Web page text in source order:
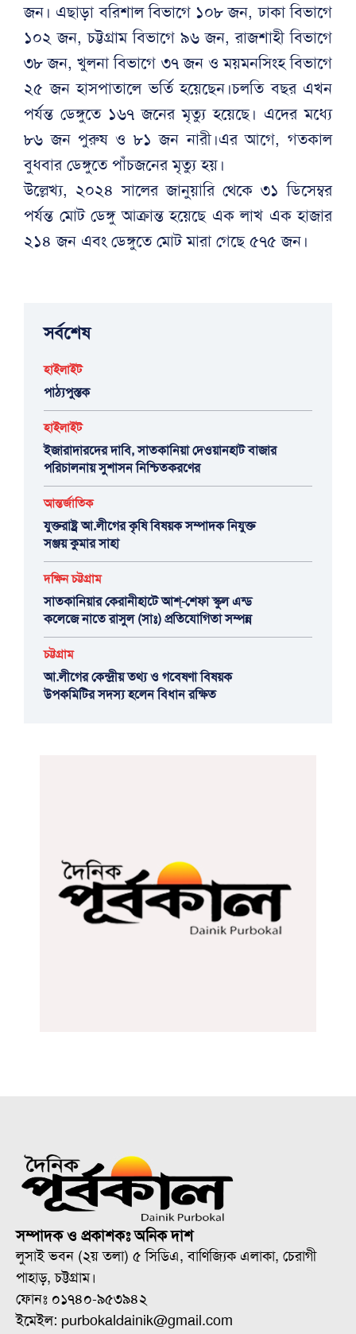
জন। এছাড়া বরিশাল বিভাগে ১০৮ জন, ঢাকা বিভাগে
১০২ জন, চট্টগ্রাম বিভাগে ৯৬ জন, রাজশাহী বিভাগে
৩৮ জন, খুলনা বিভাগে ৩৭ জন ও ময়মনসিংহ বিভাগে
২৫ জন হাসপাতালে ভর্তি হয়েছেন।চলতি বছর এখন
পর্যন্ত ডেঙ্গুতে ১৬৭ জনের মৃত্যু হয়েছে। এদের মধ্যে
৮৬ জন পুরুষ ও ৮১ জন নারী।এর আগে, গতকাল
বুধবার ডেঙ্গুতে পাঁচজনের মৃত্যু হয়।
উল্লেখ্য, ২০২৪ সালের জানুয়ারি থেকে ৩১ ডিসেম্বর
পর্যন্ত মোট ডেঙ্গু আক্রান্ত হয়েছে এক লাখ এক হাজার
২১৪ জন এবং ডেঙ্গুতে মোট মারা গেছে ৫৭৫ জন।
সর্বশেষ
হাইলাইট
পাঠ্যপুস্তক
হাইলাইট
ইজারাদারদের দাবি, সাতকানিয়া দেওয়ানহাট বাজার
পরিচালনায় সুশাসন নিশ্চিতকরণের
আন্তর্জাতিক
যুক্তরাষ্ট্র আ.লীগের কৃষি বিষয়ক সম্পাদক নিযুক্ত
সঞ্জয় কুমার সাহা
দক্ষিন চট্টগ্রাম
সাতকানিয়ার কেরানীহাটে আশ্-শেফা স্কুল এন্ড
কলেজে নাতে রাসুল (সাঃ) প্রতিযোগিতা সম্পন্ন
চট্টগ্রাম
আ.লীগের কেন্দ্রীয় তথ্য ও গবেষণা বিষয়ক
উপকমিটির সদস্য হলেন বিধান রক্ষিত
সম্পাদক ও প্রকাশকঃ অনিক দাশ
লুসাই ভবন (২য় তলা) ৫ সিডিএ, বাণিজ্যিক এলাকা, চেরাগী
পাহাড়, চট্টগ্রাম।
ফোনঃ ০১৭৪০-৯৫৩৯৪২
ইমেইল: purbokaldainik@gmail.com